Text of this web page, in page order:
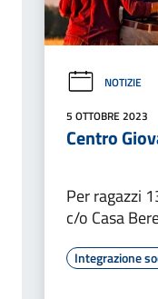
NOTIZIE
5 OTTOBRE 2023
Centro
Per ragazzi
c/o Casa
Integrazione